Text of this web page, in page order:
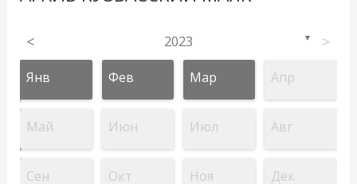
< 2023 ▼ >
Янв Фев Мар Апр
Май Июн Июл Авг
Сен Окт Ноя Дек